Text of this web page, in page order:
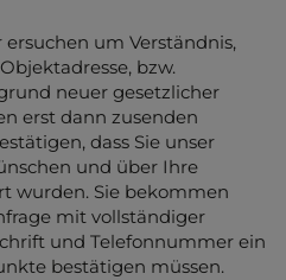
ersuchen um Verständnis,
bzw.
neuer gesetzlicher
erst dann zusenden
dass Sie unser
und über Ihre
wurden. Sie bekommen
mit vollständiger
und Telefonnummer ein
bestätigen müssen.